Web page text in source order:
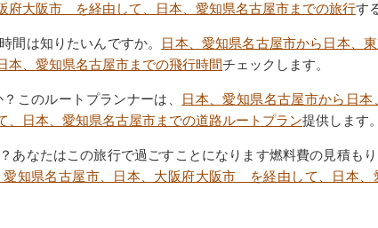
府大阪市 を経由して、日本、愛知県名古屋市までの旅行す
間は知りたいんですか。
日本、愛知県名古屋市から日本、
、愛知県名古屋市までの飛行時間チェックします。
このルートプランナーは、
日本、愛知県名古屋市から日
日本、愛知県名古屋市までの道路ルートプラン提供します。
あなたはこの旅行で過ごすことになります燃料費の見積も
知県名古屋市、日本、大阪府大阪市 を経由して、日本、